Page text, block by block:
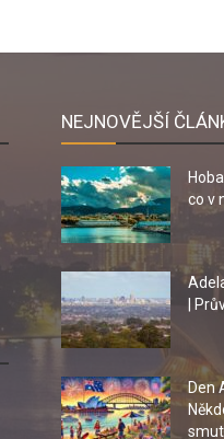
NEJNOVĚJŠÍ
co v
|
Den